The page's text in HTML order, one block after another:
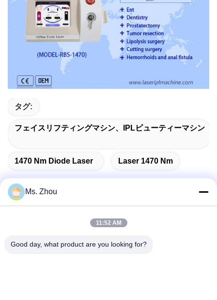
タグ:
フェイスリフティングマシン、IPLビューティーマシン
1470 Nm Diode Laser Laser 1470 Nm
住所
Ms. Zhou
11:52 AM
Good day, what product are you looking for?